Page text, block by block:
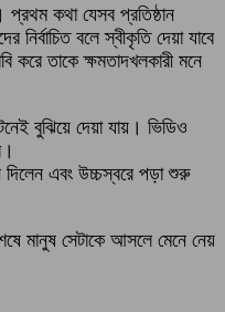
প্রথম কথা যেসব প্রতিষ্ঠান
বলে স্বীকৃতি দেয়া যাবে
করে তাকে ক্ষমতাদখলকারী মনে
বুঝিয়ে দেয়া যায়। ভিডিও
দিলেন এবং উচ্চস্বরে পড়া শুরু
মানুষ সেটাকে আসলে মেনে নেয়